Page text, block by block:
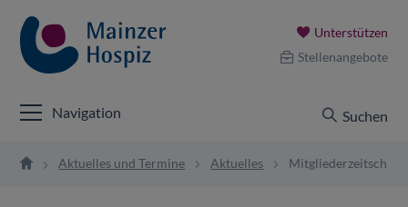
Unterstützen
Stellenangebote
Navigation Suchen
Aktuelles und Termine Aktuelles Mitgliederzeitschrift